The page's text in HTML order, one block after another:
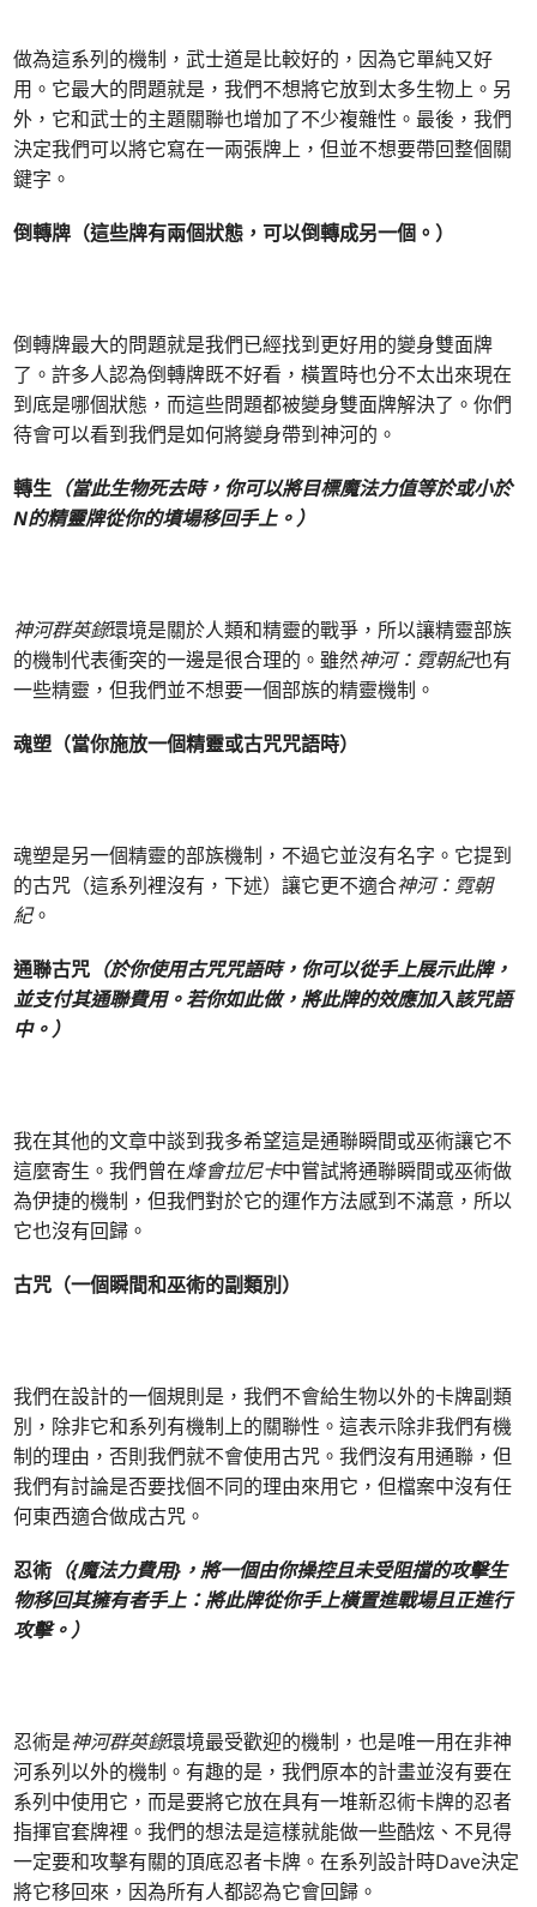
做為這系列的機制，武士道是比較好的，因為它單純又好
用。它最大的問題就是，我們不想將它放到太多生物上。另
外，它和武士的主題關聯也增加了不少複雜性。最後，我們
決定我們可以將它寫在一兩張牌上，但並不想要帶回整個關
鍵字。
倒轉牌（這些牌有兩個狀態，可以倒轉成另一個。）
倒轉牌最大的問題就是我們已經找到更好用的變身雙面牌
了。許多人認為倒轉牌既不好看，橫置時也分不太出來現在
到底是哪個狀態，而這些問題都被變身雙面牌解決了。你們
待會可以看到我們是如何將變身帶到神河的。
轉生 （當此生物死去時，你可以將目標魔法力值等於或小於
N的精靈牌從你的墳場移回手上。）
神河群英錄環境是關於人類和精靈的戰爭，所以讓精靈部族
的機制代表衝突的一邊是很合理的。雖然神河：霓朝紀也有
一些精靈，但我們並不想要一個部族的精靈機制。
魂塑（當你施放一個精靈或古咒咒語時）
魂塑是另一個精靈的部族機制，不過它並沒有名字。它提到
的古咒（這系列裡沒有，下述）讓它更不適合神河： 霓朝
紀。
通聯古咒 （於你使用古咒咒語時，你可以從手上展示此牌，
並支付其通聯費用。若你如此做，將此牌的效應加入該咒語
中。）
我在其他的文章中談到我多希望這是通聯瞬間或巫術讓它不
這麼寄生。我們曾在烽會拉尼卡中嘗試將通聯瞬間或巫術做
為伊捷的機制，但我們對於它的運作方法感到不滿意，所以
它也沒有回歸。
古咒（一個瞬間和巫術的副類別）
我們在設計的一個規則是，我們不會給生物以外的卡牌副類
別，除非它和系列有機制上的關聯性。這表示除非我們有機
制的理由，否則我們就不會使用古咒。我們沒有用通聯，但
我們有討論是否要找個不同的理由來用它，但檔案中沒有任
何東西適合做成古咒。
忍術 （{魔法力費用} ，將一個由你操控且未受阻擋的攻擊生
物移回其擁有者手上：將此牌從你手上橫置進戰場且正進行
攻擊。）
忍術是神河群英錄環境最受歡迎的機制，也是唯一用在非神
河系列以外的機制。有趣的是，我們原本的計畫並沒有要在
系列中使用它，而是要將它放在具有一堆新忍術卡牌的忍者
指揮官套牌裡。我們的想法是這樣就能做一些酷炫、不見得
一定要和攻擊有關的頂底忍者卡牌。在系列設計時Dave決定
將它移回來，因為所有人都認為它會回歸。